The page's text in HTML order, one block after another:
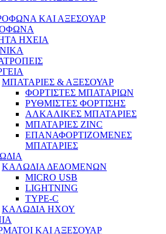
ΚΑΙ ΑΞΕΣΟΥΑΡ
ΗΧΕΙΑ
ΜΠΑΤΑΡΙΕΣ & ΑΞΕΣΟΥΑΡ
ΦΟΡΤΙΣΤΕΣ ΜΠΑΤΑΡΙΩΝ
ΡΥΘΜΙΣΤΕΣ ΦΟΡΤΙΣΗΣ
ΑΛΚΑΛΙΚΕΣ ΜΠΑΤΑΡΙΕΣ
ΜΠΑΤΑΡΙΕΣ ZINC
ΕΠΑΝΑΦΟΡΤΙΖΟΜΕΝΕΣ
ΜΠΑΤΑΡΙΕΣ
ΚΑΛΩΔΙΑ ΔΕΔΟΜΕΝΩΝ
MICRO USB
LIGHTNING
TYPE-C
ΚΑΛΩΔΙΑ ΗΧΟΥ
ΚΑΙ ΑΞΕΣΟΥΑΡ